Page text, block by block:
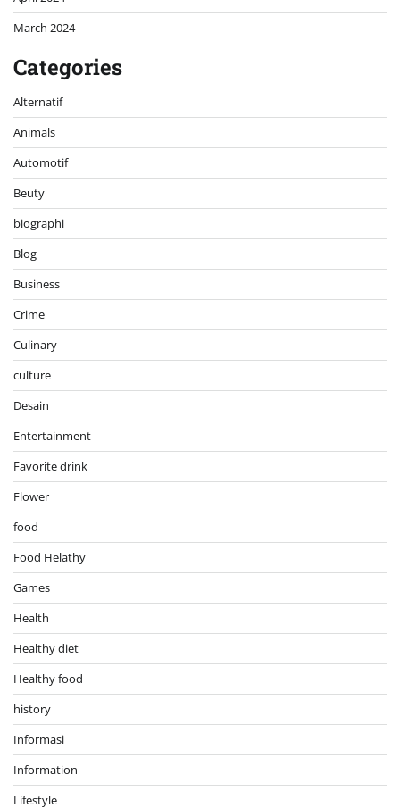
March 2024
Categories
Alternatif
Animals
Automotif
Beuty
biographi
Blog
Business
Crime
Culinary
culture
Desain
Entertainment
Favorite drink
Flower
food
Food Helathy
Games
Health
Healthy diet
Healthy food
history
Informasi
Information
Lifestyle